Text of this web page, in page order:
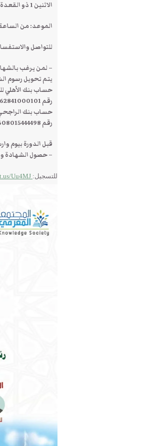
الاثنين 1 ذو القعدة 1441هـ
الموعد: من الساعة 9:30 – 11:30
للتواصل والاستفسار:
– لمن يرغب
يتم تحويل رسوم الشهادة
حساب بنك الأهلي
رقم sa 94100000 33762841000101
حساب بنك
رقم 432608015444498 8180000 sa
قبل الدورة بيوم
– حصول الشهادة
للتسجيل: